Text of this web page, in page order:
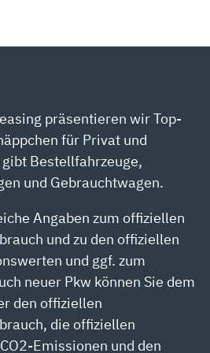
präsentieren wir Top-
für Privat und
gibt Bestellfahrzeuge,
und Gebrauchtwagen.
Angaben zum offiziellen
und zu den offiziellen
und ggf. zum
neuer Pkw können Sie dem
den offiziellen
die offiziellen
Emissionen und den